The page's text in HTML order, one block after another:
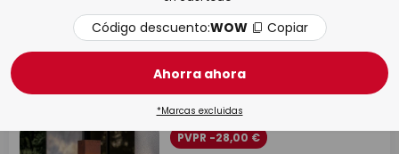
laborables
PVPR -28,00 €
Código descuento:WOW Copiar
Ahorra ahora
*Marcas excluidas